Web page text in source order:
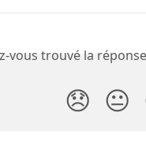
vous trouvé la
😞 😐